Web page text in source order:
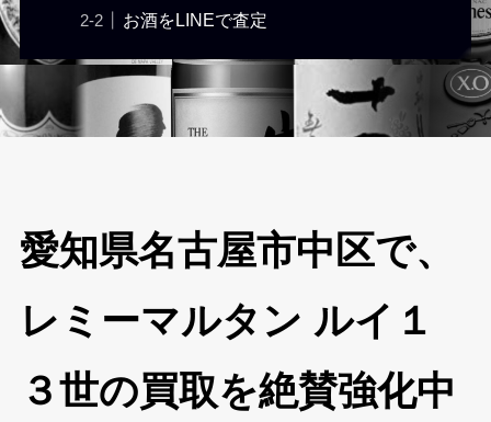
お酒をLINEで査定
愛知県名古屋市中区で、
レミーマルタン ルイ１
３世の買取を絶賛強化中